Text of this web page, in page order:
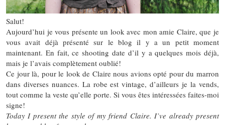
Salut!
Aujourd’hui je vous présente un look avec mon amie Claire, que je
vous avait déjà présenté sur le blog il y a un petit moment
maintenant. En fait, ce shooting date d’il y a quelques mois déjà,
mais je l’avais complètement oublié!
Ce jour là, pour le look de Claire nous avions opté pour du marron
dans diverses nuances. La robe est vintage, d’ailleurs je la vends,
tout comme la veste qu’elle porte. Si vous êtes intéressées faites-moi
signe!
Today I present the style of my friend Claire. I’ve already present